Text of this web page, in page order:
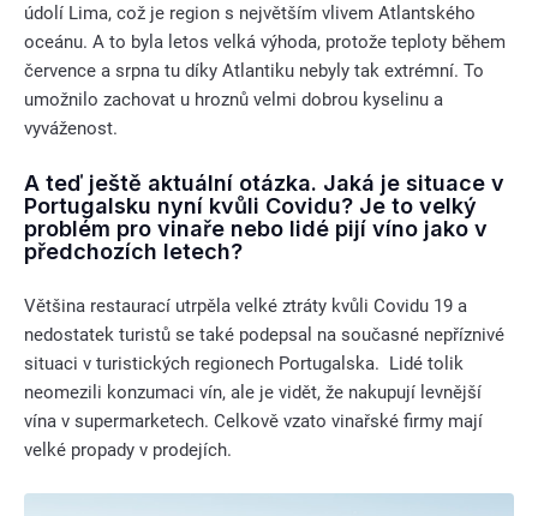
údolí Lima, což je region s největším vlivem Atlantského
oceánu. A to byla letos velká výhoda, protože teploty během
července a srpna tu díky Atlantiku nebyly tak extrémní. To
umožnilo zachovat u hroznů velmi dobrou kyselinu a
vyváženost.
A teď ještě aktuální otázka. Jaká je situace v
Portugalsku nyní kvůli Covidu? Je to velký
problém pro vinaře nebo lidé pijí víno jako v
předchozích letech?
Většina restaurací utrpěla velké ztráty kvůli Covidu 19 a
nedostatek turistů se také podepsal na současné nepříznivé
situaci v turistických regionech Portugalska. Lidé tolik
neomezili konzumaci vín, ale je vidět, že nakupují levnější
vína v supermarketech. Celkově vzato vinařské firmy mají
velké propady v prodejích.